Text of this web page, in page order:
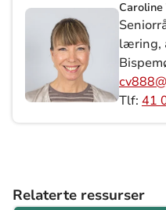
læring,
Tlf: 41
Relaterte ressurser